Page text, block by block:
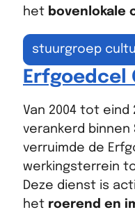
het bovenlokale
stuurgroep
Erfgoedcel
Van 2004 tot eind
verankerd binnen
verruimde de
werkingsterrein
Deze dienst is
het roerend en